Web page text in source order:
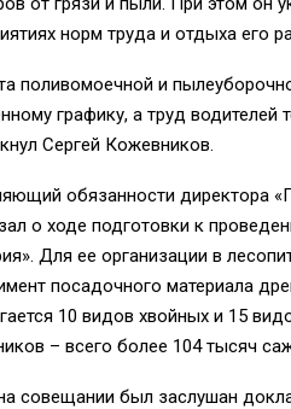
норм труда и отдыха его
поливомоечной и
графику, а труд водителей
Сергей Кожевников.
обязанности директора
о ходе подготовки к
Для ее организации в
посадочного материала
10 видов хвойных и 15
– всего более 104 тысяч
совещании был заслушан